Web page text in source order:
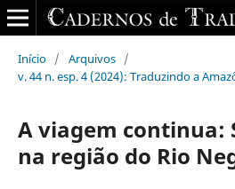
Início / Arquivos /
v. 44 n. esp. 4 (2024): Traduzindo a
A viagem continua:
na região do Rio